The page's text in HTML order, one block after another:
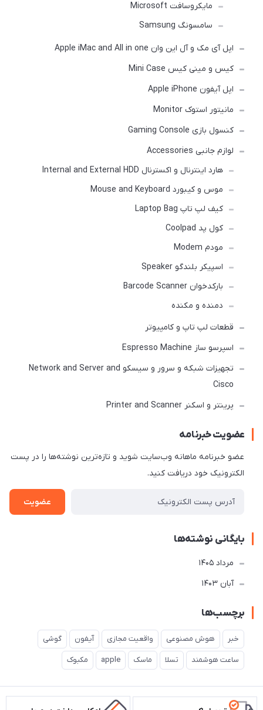
مایکروسافت Microsoft
سامسونگ Samsung
اپل آی مک و آل این وان Apple iMac and All in one
کیس و مینی کیس Mini Case
اپل آیفون Apple iPhone
مانیتور استوک Monitor
کنسول بازی Gaming Console
لوازم جانبی Accessories
هارد اینترنال و اکسترنال Internal and External HDD
موس و کیبورد Mouse and Keyboard
کیف لپ تاپ Laptop Bag
کول پد Coolpad
مودم Modem
اسپیکر بلندگو Speaker
بارکدخوان Barcode Scanner
دمنده و مکنده
قطعات لپ تاپ و کامپیوتر
اسپرسو ساز Espresso Machine
تجهیزات شبکه و سرور و سیسکو Network and Server and
Cisco
پرینتر و اسکنر Printer and Scanner
عضویت خبرنامه
عضو خبرنامه ماهانه وب‌سایت شوید و تازه‌ترین نوشته‌ها را در پست
الکترونیک خود دریافت کنید.
عضویت
بایگانی نوشته‌ها
مرداد 1405
آبان 1403
برچسب‌ها
خبر هوش مصنوعی واقعیت مجازی آیفون گوشی
ساعت هوشمند تسلا ماسک apple مکبوک